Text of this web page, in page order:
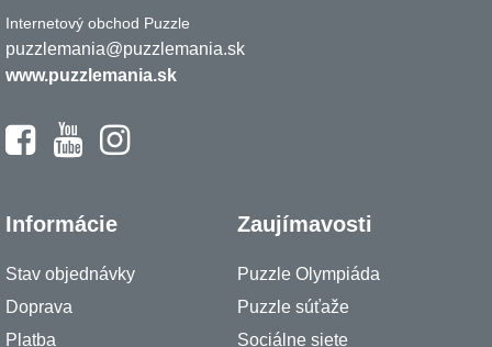
Internetový obchod Puzzle
puzzlemania@puzzlemania.sk
www.puzzlemania.sk
Informácie
Stav objednávky
Doprava
Platba
Zaujímavosti
Puzzle Olympiáda
Puzzle súťaže
Sociálne siete